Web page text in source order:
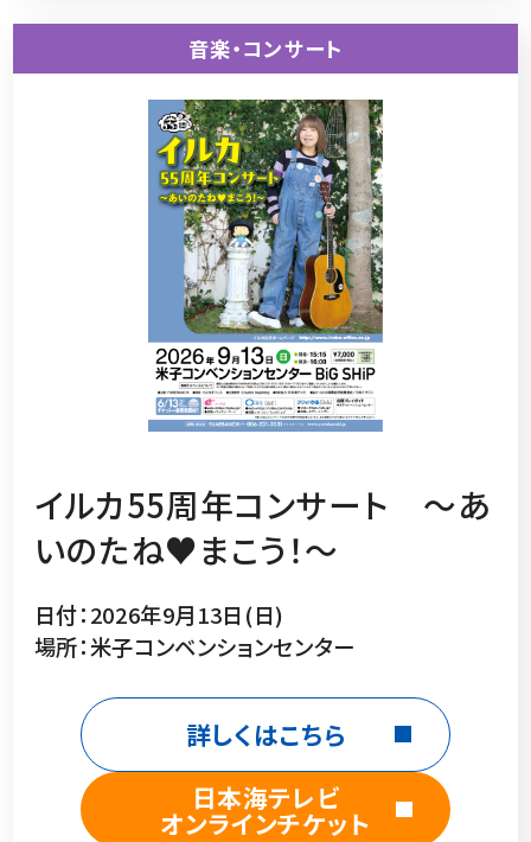
音楽・コンサート
イルカ55周年コンサート ～あ
いのたね♥まこう！～
日付：2026年9月13日(日)
場所：米子コンベンションセンター
詳しくはこちら
日本海テレビ
オンラインチケット